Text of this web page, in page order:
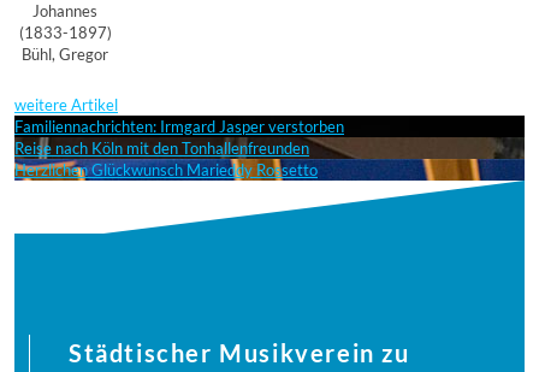
Johannes
(1833-1897)
Bühl, Gregor
weitere Artikel
Familiennachrichten: Irmgard Jasper verstorben
Reise nach Köln mit den Tonhallenfreunden
Herzlichen Glückwunsch Marieddy Rossetto
Städtischer Musikverein zu